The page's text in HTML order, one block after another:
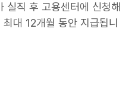
실직 후 고용센터에 신청해
대 12개월 동안 지급됩니